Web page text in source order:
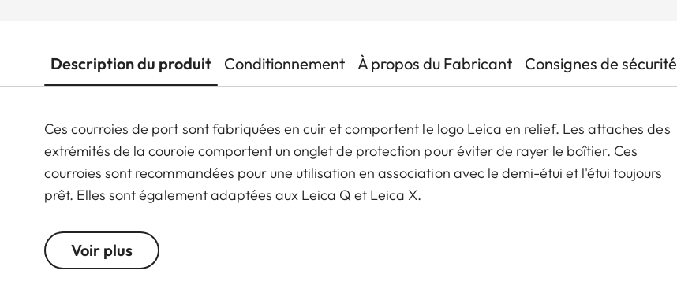
Description du produit Conditionnement À propos du Fabricant Consignes de sécurité
Ces courroies de port sont fabriquées en cuir et comportent le logo Leica en relief. Les attaches des
extrémités de la couroie comportent un onglet de protection pour éviter de rayer le boîtier. Ces
courroies sont recommandées pour une utilisation en association avec le demi-étui et l'étui toujours
prêt. Elles sont également adaptées aux Leica Q et Leica X.
Voir plus